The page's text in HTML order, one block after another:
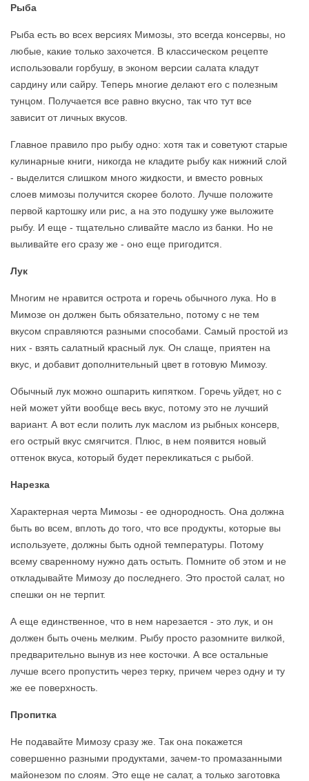
Рыба
Рыба есть во всех версиях Мимозы, это всегда консервы, но
любые, какие только захочется. В классическом рецепте
использовали горбушу, в эконом версии салата кладут
сардину или сайру. Теперь многие делают его с полезным
тунцом. Получается все равно вкусно, так что тут все
зависит от личных вкусов.
Главное правило про рыбу одно: хотя так и советуют старые
кулинарные книги, никогда не кладите рыбу как нижний слой
- выделится слишком много жидкости, и вместо ровных
слоев мимозы получится скорее болото. Лучше положите
первой картошку или рис, а на это подушку уже выложите
рыбу. И еще - тщательно сливайте масло из банки. Но не
выливайте его сразу же - оно еще пригодится.
Лук
Многим не нравится острота и горечь обычного лука. Но в
Мимозе он должен быть обязательно, потому с не тем
вкусом справляются разными способами. Самый простой из
них - взять салатный красный лук. Он слаще, приятен на
вкус, и добавит дополнительный цвет в готовую Мимозу.
Обычный лук можно ошпарить кипятком. Горечь уйдет, но с
ней может уйти вообще весь вкус, потому это не лучший
вариант. А вот если полить лук маслом из рыбных консерв,
его острый вкус смягчится. Плюс, в нем появится новый
оттенок вкуса, который будет перекликаться с рыбой.
Нарезка
Характерная черта Мимозы - ее однородность. Она должна
быть во всем, вплоть до того, что все продукты, которые вы
используете, должны быть одной температуры. Потому
всему сваренному нужно дать остыть. Помните об этом и не
откладывайте Мимозу до последнего. Это простой салат, но
спешки он не терпит.
А еще единственное, что в нем нарезается - это лук, и он
должен быть очень мелким. Рыбу просто разомните вилкой,
предварительно вынув из нее косточки. А все остальные
лучше всего пропустить через терку, причем через одну и ту
же ее поверхность.
Пропитка
Не подавайте Мимозу сразу же. Так она покажется
совершенно разными продуктами, зачем-то промазанными
майонезом по слоям. Это еще не салат, а только заготовка